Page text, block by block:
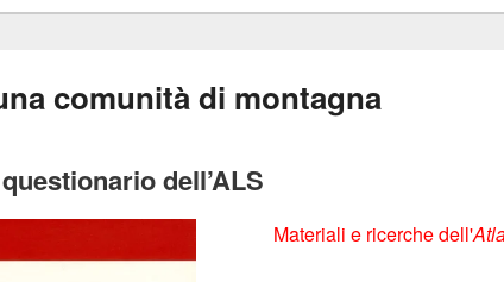
comunità di montagna
dell’ALS
Materiali e ricerche dell'